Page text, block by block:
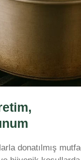
donatılmış